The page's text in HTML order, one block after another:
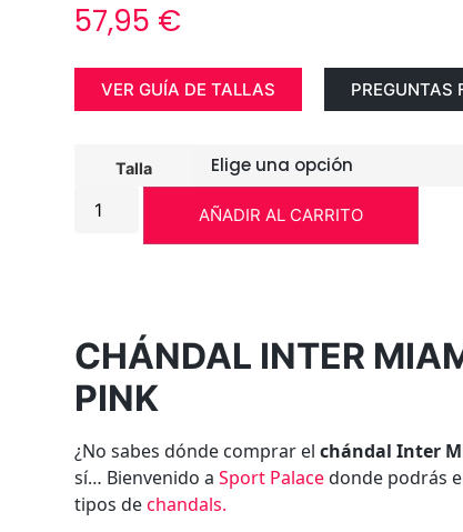
57,95 €
VER GUÍA DE TALLAS PREGUNTAS
Talla
AÑADIR AL CARRITO
CHÁNDAL INTER
PINK
¿No sabes dónde comprar elchándal Inter
sí… Bienvenido aSport Palacedonde podrás
tipos dechandals.